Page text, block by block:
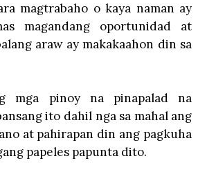
magtrabaho o kaya naman ay
magandang oportunidad at
araw ay makakaahon din sa
mga pinoy na pinapalad na
ito dahil nga sa mahal ang
at pahirapan din ang pagkuha
papeles papunta dito.